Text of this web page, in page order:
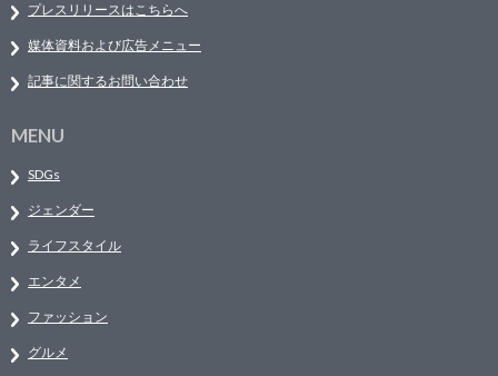
プレスリリースはこちらへ
媒体資料および広告メニュー
記事に関するお問い合わせ
MENU
SDGs
ジェンダー
ライフスタイル
エンタメ
ファッション
グルメ